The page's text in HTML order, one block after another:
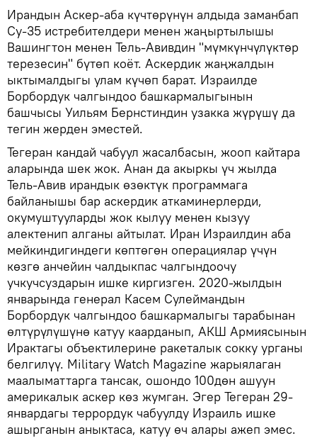
Ирандын Аскер-аба күчтөрүнүн алдыда заманбап
Су-35 истребителдери менен жаңыртылышы
Вашингтон менен Тель-Авивдин "мүмкүнчүлүктөр
терезесин" бүтөп коёт. Аскердик жаңжалдын
ыктымалдыгы улам күчөп барат. Израилде
Борбордук чалгындоо башкармалыгынын
башчысы Уильям Бернстиндин узакка жүрүшү да
тегин жерден эместей.
Тегеран кандай чабуул жасалбасын, жооп кайтара
аларында шек жок. Анан да акыркы үч жылда
Тель-Авив ирандык өзөктүк программага
байланышы бар аскердик аткаминерлерди,
окумуштууларды жок кылуу менен кызуу
алектенип алганы айтылат. Иран Израилдин аба
мейкиндигиндеги көптөгөн операциялар үчүн
көзгө анчейин чалдыкпас чалгындоочу
учкучсуздарын ишке киргизген. 2020-жылдын
январында генерал Касем Сулеймандын
Борбордук чалгындоо башкармалыгы тарабынан
өлтүрүлүшүнө катуу каарданып, АКШ Армиясынын
Ирактагы объектилерине ракеталык сокку урганы
белгилүү. Military Watch Magazine жарыялаган
маалыматтарга тансак, ошондо 100дөн ашуун
америкалык аскер көз жумган. Эгер Тегеран 29-
январдагы террордук чабуулду Израиль ишке
ашырганын аныктаса, катуу өч алары ажеп эмес.